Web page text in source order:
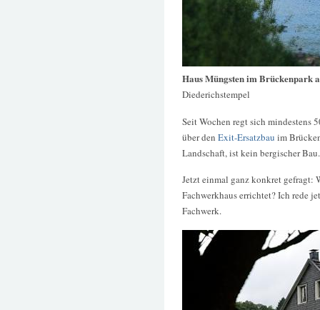
Haus Müngsten im Brückenpark
Diederichstempel
Seit Wochen regt sich mindestens
über den Exit-Ersatzbau im
Landschaft, ist kein bergischer Bau.
Jetzt einmal ganz konkret gefragt:
Fachwerkhaus errichtet? Ich rede
Fachwerk.